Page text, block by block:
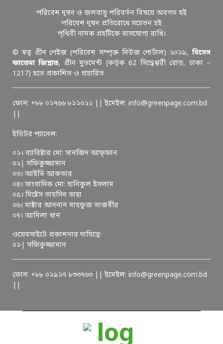
পরিবেশ দূষন ও জলবায়ু পরিবর্তন বিষয়ে অবগত হই
পরিবেশ দূষন প্রতিরোধে সচেতন হই
পৃথিবী নামক গ্রহটিকে বাসযোগ্য রাখি।
© স্বত্ব গ্রীন পেইজ (পরিবেশ সম্পৃক্ত নিউজ পোর্টাল) ২০১৯, মিসেস
ফাতেমা জিন্নাত, গ্রীন মুভমেন্ট (কর্তৃক 62 সিদ্ধেশ্বরী রোড, ঢাকা –
1217) হতে প্রকাশিত ও প্রচারিত
ফোন: +৮৮ ০১৭৬৬ ৮১১০২২ || ইমেইল: info@greenpage.com.bd
ইডিটর প্যানেল:
০১। ব্যারিষ্টার মো: সানজিদ আফ্ফান
০২| সফিকুজ্জামান
০৩। আইভি আকতার
০৪। সাংবাদিক মো: হানিকুল ইসলাম
০৫। মিষ্টেস তাহসিন তাহা
০৬। মাষ্টার আদনান মাহফুজ তাজবীর
০৭। আমিলা খান
ওয়েবসাইটে প্রকাশনার দায়িত্বে:
০১| সফিকুজ্জামান
ফোন: +৮৮ ০১৯১৭ ৮৩৩৭৬৩ || ইমেইল: info@greenpage.com.bd